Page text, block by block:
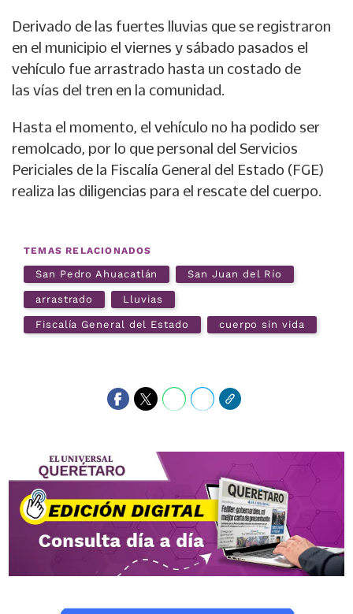
Derivado de las fuertes lluvias que se registraron
en el municipio el viernes y sábado pasados el
vehículo fue arrastrado hasta un costado de
las vías del tren en la comunidad.
Hasta el momento, el vehículo no ha podido ser
remolcado, por lo que personal del Servicios
Periciales de la Fiscalía General del Estado (FGE)
realiza las diligencias para el rescate del cuerpo.
TEMAS RELACIONADOS
San Pedro Ahuacatlán San Juan del Río
arrastrado Lluvias
Fiscalía General del Estado cuerpo sin vida